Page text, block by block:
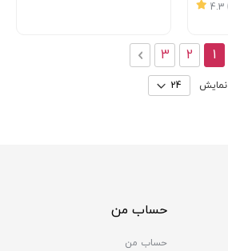
4.3
صفحهYou're currently reading page1 صفحه
2 صفحه
3 صفحه
ادامه پرداخت
نمایش
حساب من
حساب من